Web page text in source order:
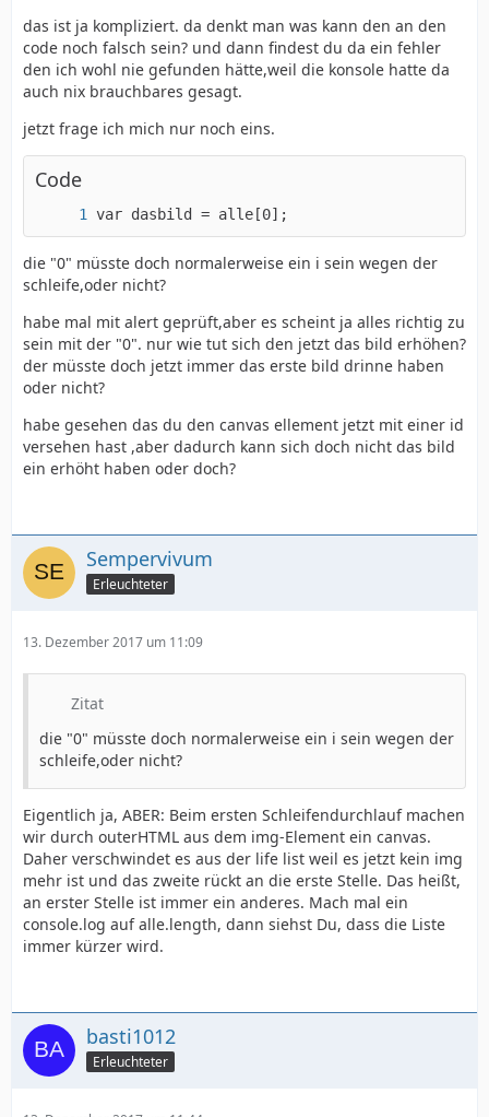
}
das ist ja kompliziert. da denkt man was kann den an den
code noch falsch sein? und dann findest du da ein fehler
den ich wohl nie gefunden hätte,weil die konsole hatte da
auch nix brauchbares gesagt.
jetzt frage ich mich nur noch eins.
Code
var dasbild = alle[0];
die "0" müsste doch normalerweise ein i sein wegen der
schleife,oder nicht?
habe mal mit alert geprüft,aber es scheint ja alles richtig zu
sein mit der "0". nur wie tut sich den jetzt das bild erhöhen?
der müsste doch jetzt immer das erste bild drinne haben
oder nicht?
habe gesehen das du den canvas ellement jetzt mit einer id
versehen hast ,aber dadurch kann sich doch nicht das bild
ein erhöht haben oder doch?
Sempervivum
Erleuchteter
13. Dezember 2017 um 11:09
Zitat
die "0" müsste doch normalerweise ein i sein wegen der
schleife,oder nicht?
Eigentlich ja, ABER: Beim ersten Schleifendurchlauf machen
wir durch outerHTML aus dem img-Element ein canvas.
Daher verschwindet es aus der life list weil es jetzt kein img
mehr ist und das zweite rückt an die erste Stelle. Das heißt,
an erster Stelle ist immer ein anderes. Mach mal ein
console.log auf alle.length, dann siehst Du, dass die Liste
immer kürzer wird.
basti1012
Erleuchteter